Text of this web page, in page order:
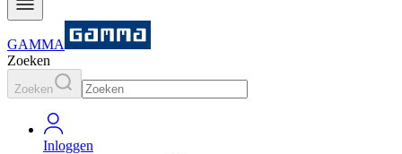
GAMMA
Zoeken
Zoeken
Inloggen